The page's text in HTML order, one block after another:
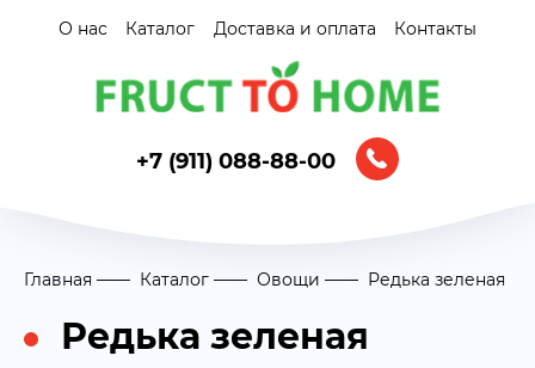
О нас Каталог Доставка и оплата Контакты
+7 (911) 088-88-00
Главная Каталог Овощи Редька зеленая
Редька зеленая